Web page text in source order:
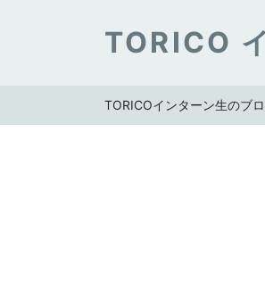
TORICO
TORICOインターン生のブ